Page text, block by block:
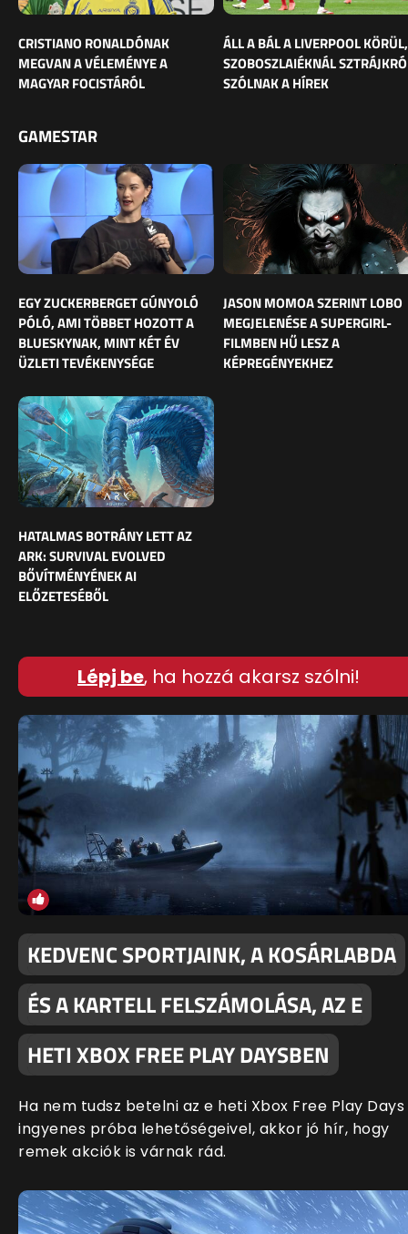
CRISTIANO RONALDÓNAK
MEGVAN A VÉLEMÉNYE A
MAGYAR FOCISTÁRÓL
ÁLL A BÁL A LIVERPOOL KÖRÜL,
SZOBOSZLAIÉKNÁL
SZÓLNAK A HÍREK
GAMESTAR
EGY ZUCKERBERGET GÚNYOLÓ
PÓLÓ, AMI TÖBBET HOZOTT A
BLUESKYNAK, MINT KÉT ÉV
ÜZLETI TEVÉKENYSÉGE
JASON MOMOA SZERINT LOBO
MEGJELENÉSE A SUPERGIRL-
FILMBEN HŰ LESZ A
KÉPREGÉNYEKHEZ
HATALMAS BOTRÁNY LETT AZ
ARK: SURVIVAL EVOLVED
BŐVÍTMÉNYÉNEK AI
ELŐZETESÉBŐL
Lépj be, ha hozzá akarsz szólni!
KEDVENC SPORTJAINK, A KOSÁRLABDA
ÉS A KARTELL FELSZÁMOLÁSA, AZ E
HETI XBOX FREE PLAY DAYSBEN
Ha nem tudsz betelni az e heti Xbox Free Play Days
ingyenes próba lehetőségeivel, akkor jó hír, hogy
remek akciók is várnak rád.